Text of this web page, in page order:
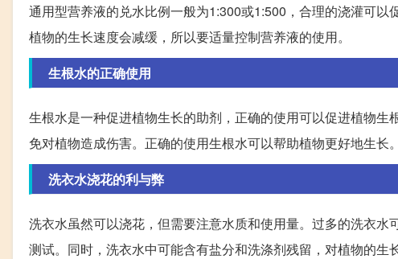
通用型营养液的兑水比例一般为1:300或1:500，合理的浇灌可
植物的生长速度会减缓，所以要适量控制营养液的使用。
生根水的正确使用
生根水是一种促进植物生长的助剂，正确的使用可以促进植物
免对植物造成伤害。正确的使用生根水可以帮助植物更好地生长。
洗衣水浇花的利与弊
洗衣水虽然可以浇花，但需要注意水质和使用量。过多的洗衣
测试。同时，洗衣水中可能含有盐分和洗涤剂残留，对植物的生